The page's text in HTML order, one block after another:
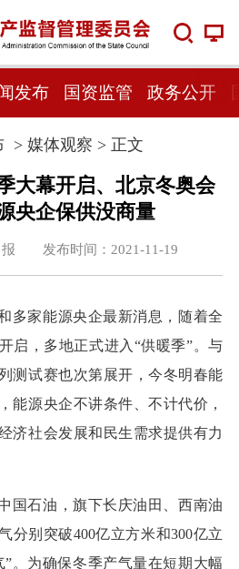
发布 国资监管 政务公开
> 媒体观察 > 正文
大幕开启、北京冬奥会
央企保供没商量
报 发布时间：2021-11-19
多家能源央企最新消息，随着全
启，多地正式进入“供暖季”。与
测试赛也次第展开，今冬明春能
能源央企不讲条件、不计代价，
济社会发展和民生需求提供有力
国石油，旗下长庆油田、西南油
分别突破400亿立方米和300亿立
。为确保冬季产气量在短期大幅